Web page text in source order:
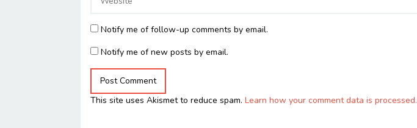
Notify me of follow-up comments by email.
Notify me of new posts by email.
This site uses Akismet to reduce spam. Learn how your comment data is processed.